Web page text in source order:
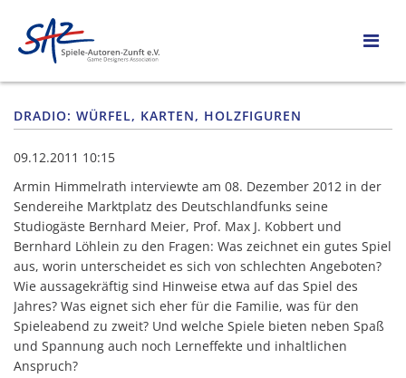
DRADIO: WÜRFEL, KARTEN, HOLZFIGUREN
09.12.2011 10:15
Armin Himmelrath interviewte am 08. Dezember 2012 in der
Sendereihe Marktplatz des Deutschlandfunks seine
Studiogäste Bernhard Meier, Prof. Max J. Kobbert und
Bernhard Löhlein zu den Fragen: Was zeichnet ein gutes Spiel
aus, worin unterscheidet es sich von schlechten Angeboten?
Wie aussagekräftig sind Hinweise etwa auf das Spiel des
Jahres? Was eignet sich eher für die Familie, was für den
Spieleabend zu zweit? Und welche Spiele bieten neben Spaß
und Spannung auch noch Lerneffekte und inhaltlichen
Anspruch?